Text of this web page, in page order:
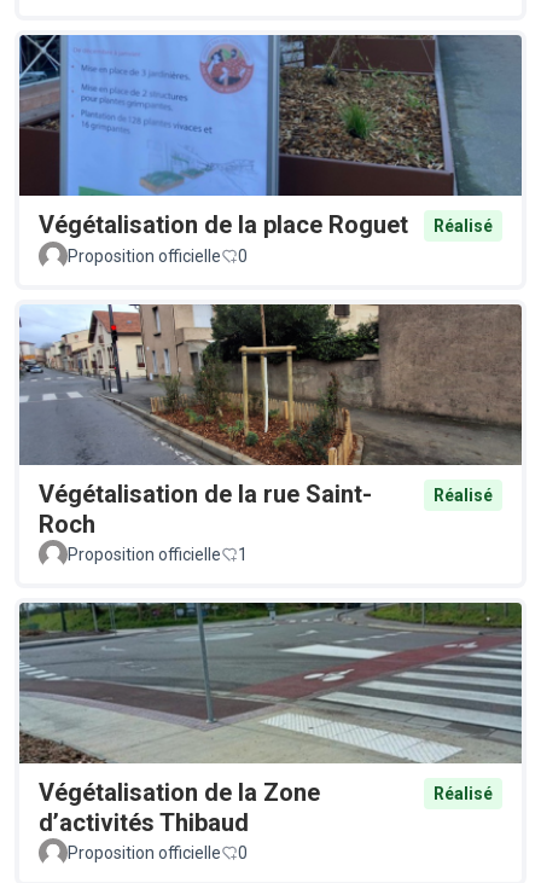
Végétalisation de la place Roguet
Réalisé
Proposition officielle
0
Végétalisation de la rue Saint-
Roch
Réalisé
Proposition officielle 1
Végétalisation de la Zone
d’activités Thibaud
Réalisé
Proposition officielle 0